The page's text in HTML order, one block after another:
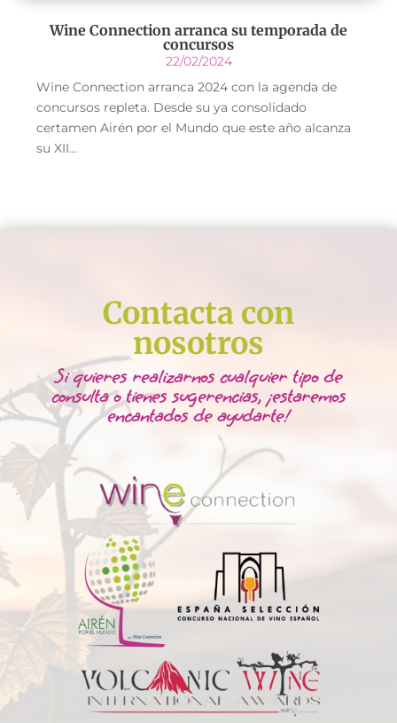
Wine Connection arranca su temporada de
concursos
22/02/2024
Wine Connection arranca 2024 con la agenda de
concursos repleta. Desde su ya consolidado
certamen Airén por el Mundo que este año alcanza
su XII...
Contacta con
nosotros
Si quieres realizarnos cualquier tipo de
consulta o tienes sugerencias, ¡estaremos
encantados de ayudarte!